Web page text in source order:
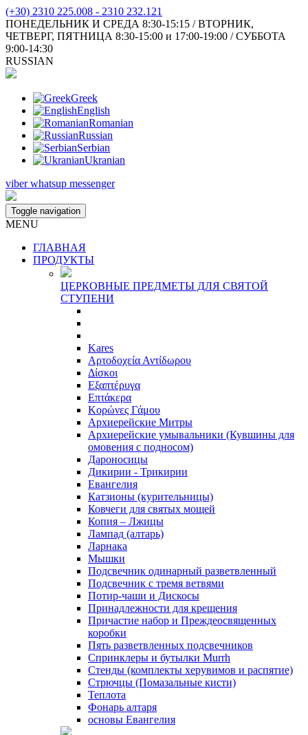
(+30) 2310 225.008 - 2310 232.121
ПОНЕДЕЛЬНИК И СРЕДА 8:30-15:15 / ВТОРНИК,
ЧЕТВЕРГ, ПЯТНИЦА 8:30-15:00 и 17:00-19:00 / СУББОТА
9:00-14:30
RUSSIAN
Greek
English
Romanian
Russian
Serbian
Ukranian
viber whatsup messenger
Toggle navigation
MENU
ГЛАВНАЯ
ПРОДУКТЫ
ЦЕРКОВНЫЕ ПРЕДМЕТЫ ДЛЯ СВЯТОЙ
СТУПЕНИ
Kares
Αρτοδοχεία Αντίδωρου
Δίσκοι
Εξαπτέρυγα
Επτάκερα
Κορώνες Γάμου
Архиерейские Митры
Архиерейские умывальники (Кувшины для
омовения с подносом)
Дароносицы
Дикирии - Трикирии
Евангелия
Катзионы (курительницы)
Ковчеги для святых мощей
Копия – Лжицы
Лампад (алтарь)
Ларнака
Мышки
Подсвечник одинарный разветвленный
Подсвечник с тремя ветвями
Потир-чаши и Дискосы
Принадлежности для крещения
Причастие набор и Преждеосвященных
коробки
Пять разветвленных подсвечников
Спринклеры и бутылки Murrh
Стенды (комплекты херувимов и распятие)
Стрючцы (Помазальные кисти)
Теплота
Фонарь алтаря
основы Евангелия